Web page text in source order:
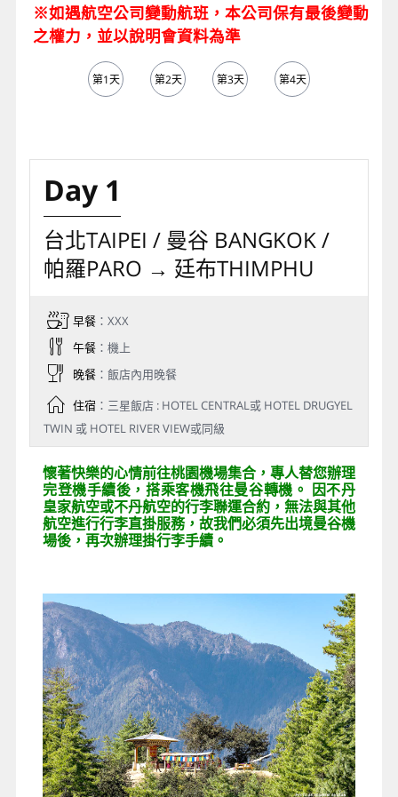
※如遇航空公司變動航班，本公司保有最後變動
之權力，並以說明會資料為準
第1天 第2天 第3天 第4天
Day 1
台北TAIPEI / 曼谷 BANGKOK /
帕羅PARO → 廷布THIMPHU
早餐：XXX
午餐：機上
晚餐：飯店內用晚餐
住宿：三星飯店 : HOTEL CENTRAL或 HOTEL DRUGYEL
TWIN 或 HOTEL RIVER VIEW或同級
懷著快樂的心情前往桃園機場集合，專人替您辦理
完登機手續後，搭乘客機飛往曼谷轉機。 因不丹
皇家航空或不丹航空的行李聯運合約，無法與其他
航空進行行李直掛服務，故我們必須先出境曼谷機
場後，再次辦理掛行李手續。